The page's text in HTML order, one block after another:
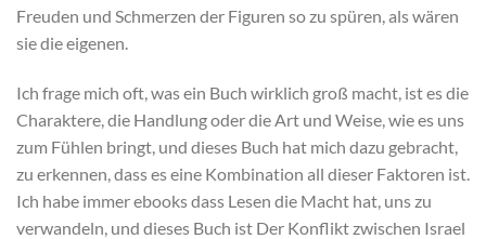
Freuden und Schmerzen der Figuren so zu spüren, als wären
sie die eigenen.
Ich frage mich oft, was ein Buch wirklich groß macht, ist es die
Charaktere, die Handlung oder die Art und Weise, wie es uns
zum Fühlen bringt, und dieses Buch hat mich dazu gebracht,
zu erkennen, dass es eine Kombination all dieser Faktoren ist.
Ich habe immer ebooks dass Lesen die Macht hat, uns zu
verwandeln, und dieses Buch ist Der Konflikt zwischen Israel